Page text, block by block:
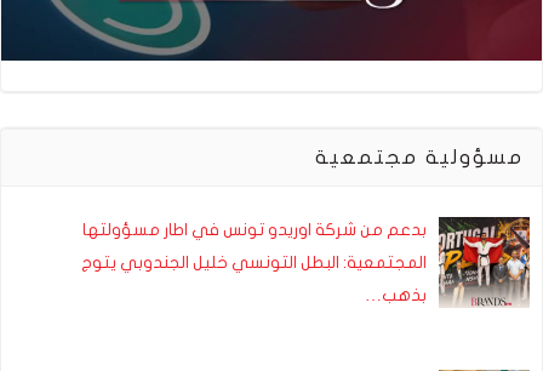
مسؤولية مجتمعية
بدعم من شركة اوريدو تونس في اطار مسؤولتها
المجتمعية: البطل التونسي خليل الجندوبي يتوج
بذهب…